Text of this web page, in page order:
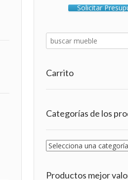
Solicitar
Carrito
Categorías de los
Productos mejor